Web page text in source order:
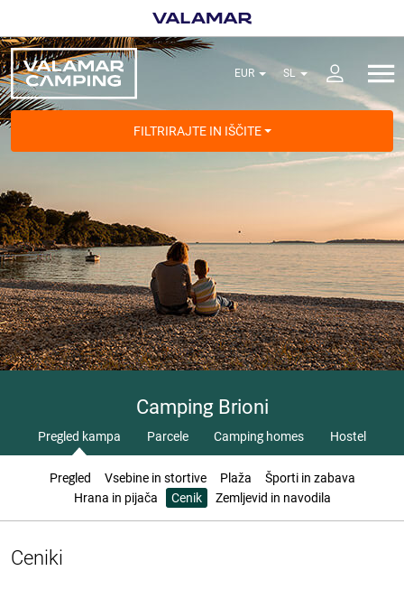
FILTRIRAJTE IN IŠČITE
Camping Brioni
Pregled kampa Parcele Camping homes Hostel
Pregled Vsebine in stortive Plaža
Športi in zabava
Hrana in pijača
Cenik Zemljevid in navodila
Ceniki